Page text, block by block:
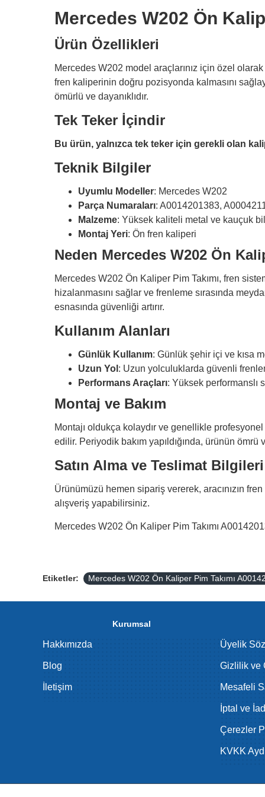
Mercedes W202 Ön
Ürün Özellikleri
Mercedes W202 model araçlarınız için özel
fren kaliperinin doğru pozisyonda kalmasını
ömürlü ve dayanıklıdır.
Tek Teker İçindir
Bu ürün, yalnızca tek teker için gerekli olan
Teknik Bilgiler
Uyumlu Modeller: Mercedes W202
Parça Numaraları: A0014201383,
Malzeme: Yüksek kaliteli metal ve kauçuk
Montaj Yeri: Ön fren kaliperi
Neden Mercedes W202 Ön
Mercedes W202 Ön Kaliper Pim Takımı, fren
hizalanmasını sağlar ve frenleme sırasında
esnasında güvenliği artırır.
Kullanım Alanları
Günlük Kullanım: Günlük şehir içi ve kısa
Uzun Yol : Uzun yolculuklarda güvenli
Performans Araçları: Yüksek performanslı
Montaj ve Bakım
Montajı oldukça kolaydır ve genellikle
edilir. Periyodik bakım yapıldığında, ürünün ömrü
Satın Alma ve Teslimat Bilgileri
Ürünümüzü hemen sipariş vererek, aracınızın
alışveriş yapabilirsiniz.
Mercedes W202 Ön Kaliper Pim Takımı
Etiketler: Mercedes W202 Ön Kaliper Pim Takımı
Kurumsal
Hakkımızda
Blog
İletişim
Üyelik
Gizlilik ve
Mesafeli
İptal ve
Çerezler
KVKK